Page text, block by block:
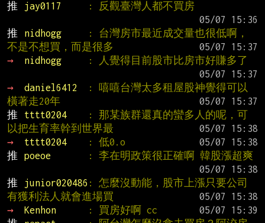
推
jay0117
: 反觀臺灣人都不買房
推
nidhogg
: 台灣房市最近成交量也很低啊，
不是不想買，而是很多
→
nidhogg
: 人覺得目前股市比房市好賺多了
→
daniel6412
: 嘻嘻台灣太多租屋股神覺得可以
橫著走20年
推
tttt0204
: 那某族群還真的蠻多人的呢，可
以把生育率幹到世界最
→
tttt0204 : 低0.o
推
poeoe
: 李在明政策很正確啊 韓股漲超爽
推
junior020486 : 怎麼沒動能，股市上漲只要公司
有獲利法人就會進場買
→
Kenhon : 買房好啊 cc